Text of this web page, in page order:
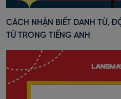
CÁCH NHẬN BIẾT DANH TỪ,
TỪ TRONG TIẾNG ANH